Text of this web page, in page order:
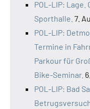
POL-LIP: Lage.
Sporthalle. 7.
POL-LIP:
Termine in
Parkour für
Bike-Seminar.
POL-LIP: Bad